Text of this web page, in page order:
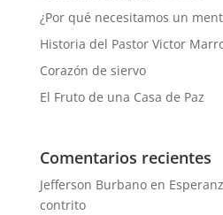
¿Por qué necesitamos un
Historia del Pastor Victor
Corazón de siervo
El Fruto de una Casa de Paz
Comentarios recientes
Jefferson Burbanoen
contrito